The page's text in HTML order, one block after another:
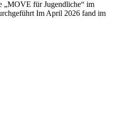
„MOVE für Jugendliche“ im
Im April 2026 fand im